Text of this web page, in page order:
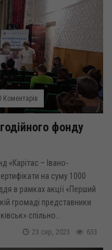
Коментарів
фонду
«Карітас – Івано-
на суму 1000
в рамках акції «Перший
громаді представники
спільно...
633
23 сер, 2023